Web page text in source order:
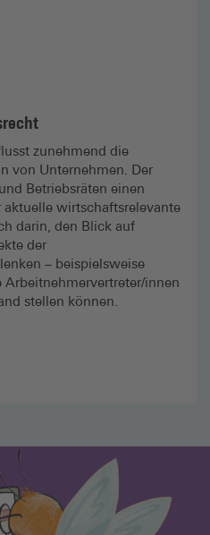
zunehmend die
von Unternehmen. Der
Betriebsräten einen
wirtschaftsrelevante
darin, den Blick auf
der
– beispielsweise
Arbeitnehmervertreter/innen
stellen können.